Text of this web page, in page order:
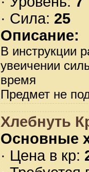
· Сила: 25
Описание:
В инструкции
увеичении
время
Предмет не
Хлебнуть
Основные
· Цена в кр: